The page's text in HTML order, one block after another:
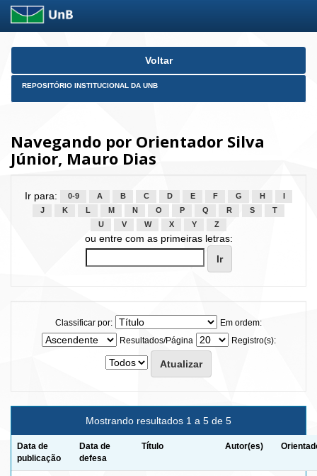
Skip
Voltar
REPOSITÓRIO INSTITUCIONAL DA UNB
Navegando por Orientador Silva
Júnior, Mauro Dias
Ir para: 0-9 A B C D E F G H
J
K L M N O P Q R S
T
U
V W X Y Z
ou entre com as primeiras letras:
Classificar por:
Em ordem:
Resultados/Página
Registro(s):
Mostrando resultados 1 a 5 de 5
Data de
publicação
Data de
defesa
Título Autor(es)